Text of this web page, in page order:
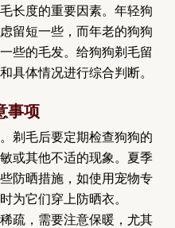
长度的重要因素。年轻狗
留短一些，而年老的狗狗
些的毛发。给狗狗剃毛留
具体情况进行综合判断。
事项
剃毛后要定期检查狗狗的
或其他不适的现象。夏季
防晒措施，如使用宠物专
为它们穿上防晒衣。
疏，需要注意保暖，尤其